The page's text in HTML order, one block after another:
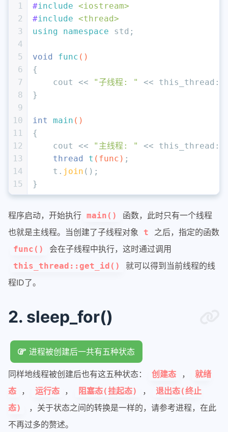
1
2
3
4
5
6
7
8
9
10
11
12
13
14
15
#include <iostream>
#include <thread>
using
namespace std;
void func ()
{
    cout <<
"子线程: " << this_thread::
}
int main ()
{
    cout <<
"主线程: " << this_thread::
thread t (func) ;
    t.
join ();
}
程序启动，开始执行 main()
函数，此时只有一个线程
也就是主线程。当创建了子线程对象
t 之后，指定的函数
func() 会在子线程中执行，这时通过调用
this_thread::get_id()
就可以得到当前线程的线
程ID了。
2. sleep_for()
进程被创建后一共有五种状态
同样地线程被创建后也有这五种状态： 创建态 ，
就绪
态
， 运行态 ， 阻塞态(挂起态) ，
退出态(终止
态)
，关于状态之间的转换是一样的，请参考进程，在此
不再过多的赘述。